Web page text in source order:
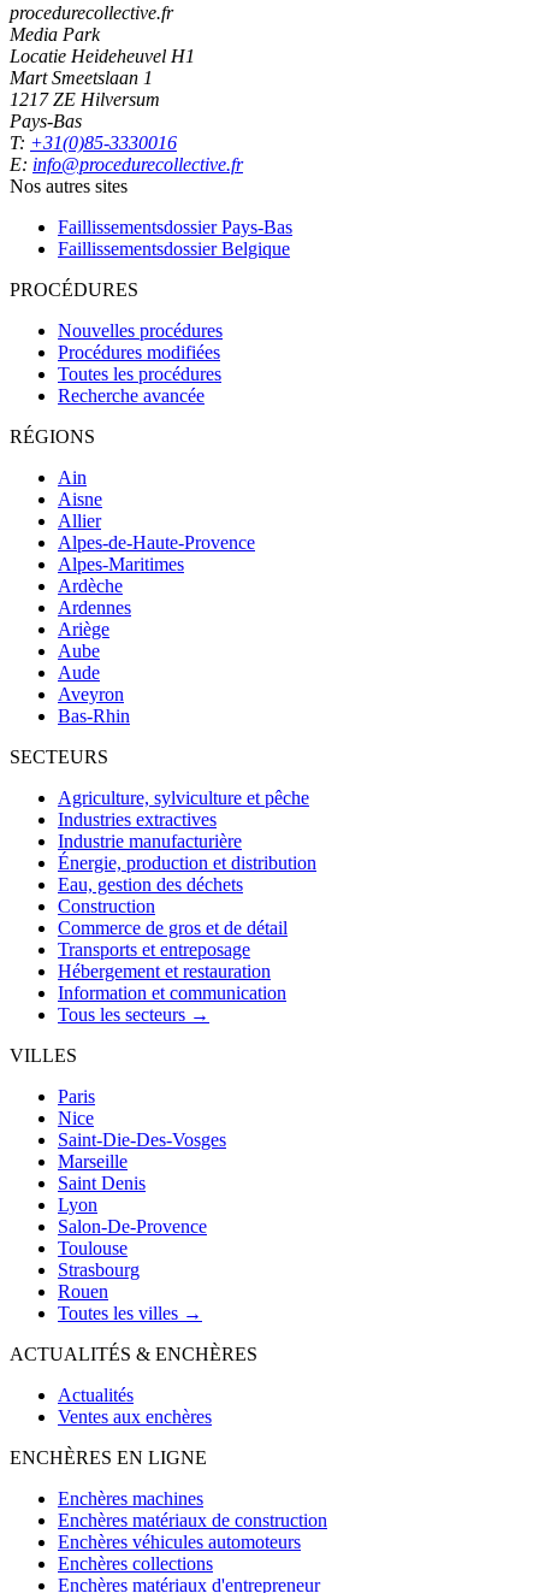
procedurecollective.fr
Media Park
Locatie Heideheuvel H1
Mart Smeetslaan 1
1217 ZE Hilversum
Pays-Bas
T: +31(0)85-3330016
E: info@procedurecollective.fr
Nos autres sites
Faillissementsdossier Pays-Bas
Faillissementsdossier Belgique
PROCÉDURES
Nouvelles procédures
Procédures modifiées
Toutes les procédures
Recherche avancée
RÉGIONS
Ain
Aisne
Allier
Alpes-de-Haute-Provence
Alpes-Maritimes
Ardèche
Ardennes
Ariège
Aube
Aude
Aveyron
Bas-Rhin
SECTEURS
Agriculture, sylviculture et pêche
Industries extractives
Industrie manufacturière
Énergie, production et distribution
Eau, gestion des déchets
Construction
Commerce de gros et de détail
Transports et entreposage
Hébergement et restauration
Information et communication
Tous les secteurs →
VILLES
Paris
Nice
Saint-Die-Des-Vosges
Marseille
Saint Denis
Lyon
Salon-De-Provence
Toulouse
Strasbourg
Rouen
Toutes les villes →
ACTUALITÉS & ENCHÈRES
Actualités
Ventes aux enchères
ENCHÈRES EN LIGNE
Enchères machines
Enchères matériaux de construction
Enchères véhicules automoteurs
Enchères collections
Enchères matériaux d'entrepreneur